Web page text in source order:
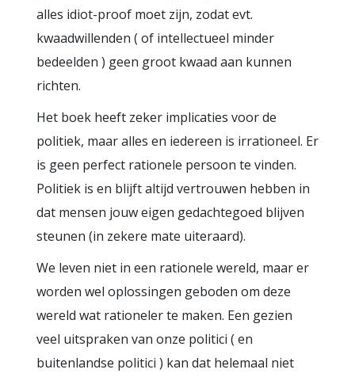
alles idiot-proof moet zijn, zodat evt.
kwaadwillenden ( of intellectueel minder
bedeelden ) geen groot kwaad aan kunnen
richten.
Het boek heeft zeker implicaties voor de
politiek, maar alles en iedereen is irrationeel. Er
is geen perfect rationele persoon te vinden.
Politiek is en blijft altijd vertrouwen hebben in
dat mensen jouw eigen gedachtegoed blijven
steunen (in zekere mate uiteraard).
We leven niet in een rationele wereld, maar er
worden wel oplossingen geboden om deze
wereld wat rationeler te maken. Een gezien
veel uitspraken van onze politici ( en
buitenlandse politici ) kan dat helemaal niet